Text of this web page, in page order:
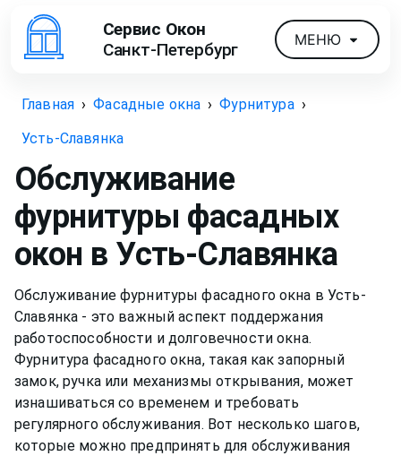
Сервис Окон
Санкт-Петербург
МЕНЮ
Главная › Фасадные окна › Фурнитура ›
Усть-Славянка
Обслуживание
фурнитуры фасадных
окон в Усть-Славянка
Обслуживание фурнитуры фасадного окна в Усть-
Славянка - это важный аспект поддержания
работоспособности и долговечности окна.
Фурнитура фасадного окна, такая как запорный
замок, ручка или механизмы открывания, может
изнашиваться со временем и требовать
регулярного обслуживания. Вот несколько шагов,
которые можно предпринять для обслуживания